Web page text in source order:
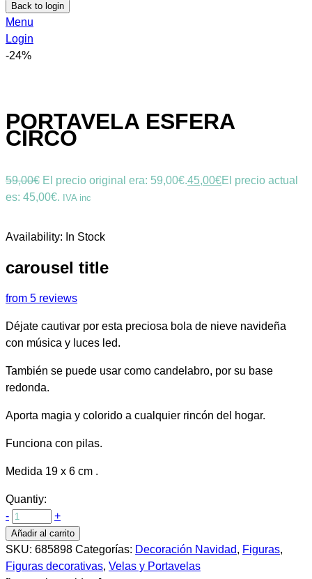
Back to login
Menu
Login
-24%
PORTAVELA ESFERA
CIRCO
59,00€ El precio original era: 59,00€.45,00€El precio actual
es: 45,00€. IVA inc
Availability: In Stock
carousel title
from 5 reviews
Déjate cautivar por esta preciosa bola de nieve navideña
con música y luces led.
También se puede usar como candelabro, por su base
redonda.
Aporta magia y colorido a cualquier rincón del hogar.
Funciona con pilas.
Medida 19 x 6 cm .
Quantiy:
-
+
Añadir al carrito
SKU: 685898 Categorías: Decoración Navidad, Figuras,
Figuras decorativas, Velas y Portavelas